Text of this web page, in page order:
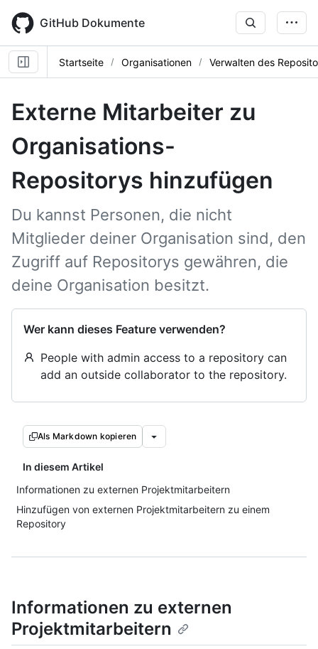
main
content
GitHub Dokumente
Startseite Organisationen Verwalten des
Externe Mitarbeiter zu
Organisations-
Repositorys hinzufügen
Du kannst Personen, die nicht
Mitglieder deiner Organisation sind, den
Zugriff auf Repositorys gewähren, die
deine Organisation besitzt.
Wer kann dieses Feature verwenden?
People with admin access to a repository can
add an outside collaborator to the repository.
Als Markdown kopieren
In diesem Artikel
Informationen zu externen Projektmitarbeitern
Hinzufügen von externen Projektmitarbeitern zu einem
Repository
Informationen zu externen
Projektmitarbeitern